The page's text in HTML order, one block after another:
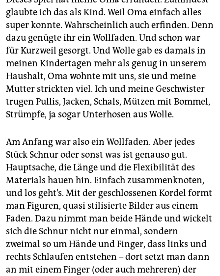
epaper login
glaubte ich das als Kind. Weil Oma einfach alles
super konnte. Wahrscheinlich auch erfinden. Denn
dazu genügte ihr ein Wollfaden. Und schon war
für Kurzweil gesorgt. Und Wolle gab es damals in
meinen Kindertagen mehr als genug in unserem
Haushalt, Oma wohnte mit uns, sie und meine
Mutter strickten viel. Ich und meine Geschwister
trugen Pullis, Jacken, Schals, Mützen mit Bommel,
Strümpfe, ja sogar Unterhosen aus Wolle.
Am Anfang war also ein Wollfaden. Aber jedes
Stück Schnur oder sonst was ist genauso gut.
Hauptsache, die Länge und die Flexibilität des
Materials hauen hin. Einfach zusammenknoten,
und los geht’s. Mit der geschlossenen Kordel formt
man Figuren, quasi stilisierte Bilder aus einem
Faden. Dazu nimmt man beide Hände und wickelt
sich die Schnur nicht nur einmal, sondern
zweimal so um Hände und Finger, dass links und
rechts Schlaufen entstehen – dort setzt man dann
an mit einem Finger (oder auch mehreren) der